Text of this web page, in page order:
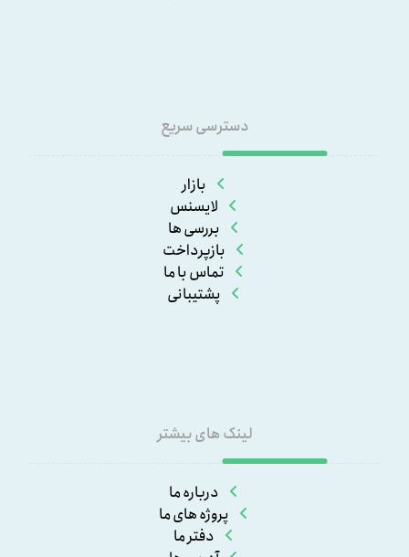
دسترسی سریع
بازار
لایسنس
بررسی ها
بازپرداخت
تماس با ما
پشتیبانی
لینک های بیشتر
درباره ما
پروژه های ما
دفتر ما